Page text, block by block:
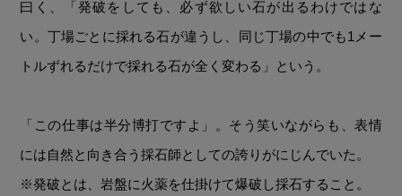
曰く、「発破をしても、必ず欲しい石が出るわけではな
い。丁場ごとに採れる石が違うし、同じ丁場の中でも1メー
トルずれるだけで採れる石が全く変わる」という。
「この仕事は半分博打ですよ」。そう笑いながらも、表情
には自然と向き合う採石師としての誇りがにじんでいた。
※発破とは、岩盤に火薬を仕掛けて爆破し採石すること。